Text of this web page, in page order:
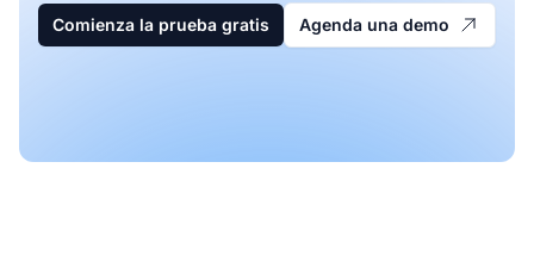
Comienza la prueba gratis Agenda una demo